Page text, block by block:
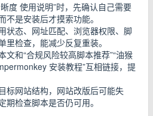
度 使用说明”时，先确认自己需要
不是安装后才摸索功能。
状态、网址匹配、浏览器权限、脚
里检查，能减少反复重装。
文和“合规风险较高脚本推荐”“油猴
安装教程”互相链接，提
标网站结构，网站改版后可能失
期检查脚本是否仍可用。